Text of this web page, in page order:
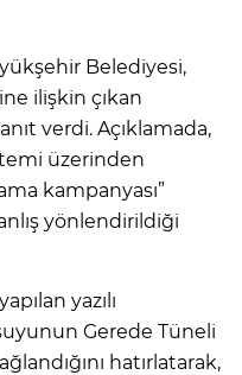
Belediyesi,
ilişkin çıkan
verdi. Açıklamada,
üzerinden
kampanyası”
yönlendirildiği
yazılı
Gerede Tüneli
hatırlatarak,